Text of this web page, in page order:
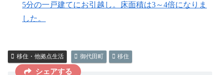
5分の一戸建てにお引越し。床面積は3～4倍になりま
した。
移住・他拠点生活 御代田町 移住
シェアする